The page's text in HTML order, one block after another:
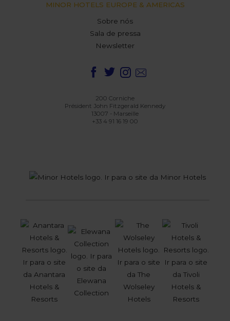
MINOR HOTELS EUROPE & AMERICAS
Sobre nós
Sala de pressa
Newsletter
200 Corniche
Président John Fitzgerald Kennedy
13007 - Marseille
+33 4 91 16 19 00